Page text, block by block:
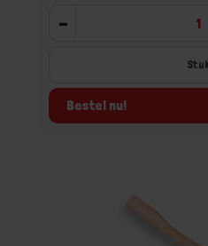
-
Bestel nu!